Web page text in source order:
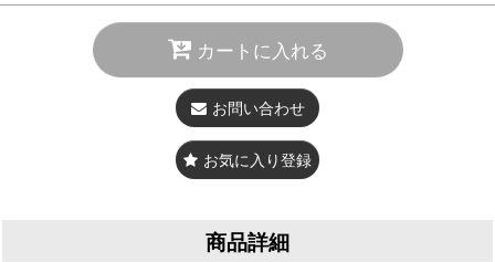
カートに入れる
お問い合わせ
お気に入り登録
商品詳細